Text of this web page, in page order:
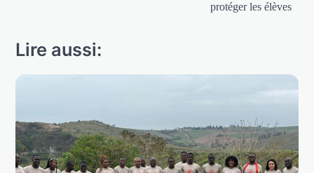
protéger les élèves
Lire aussi: